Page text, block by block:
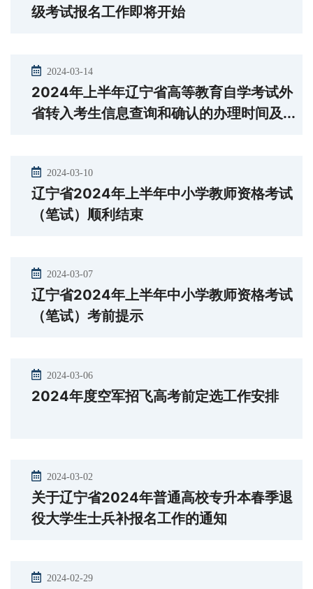
级考试报名工作即将开始
2024-03-14
2024年上半年辽宁省高等教育自学考试外
省转入考生信息查询和确认的办理时间及...
2024-03-10
辽宁省2024年上半年中小学教师资格考试
（笔试）顺利结束
2024-03-07
辽宁省2024年上半年中小学教师资格考试
（笔试）考前提示
2024-03-06
2024年度空军招飞高考前定选工作安排
2024-03-02
关于辽宁省2024年普通高校专升本春季退
役大学生士兵补报名工作的通知
2024-02-29